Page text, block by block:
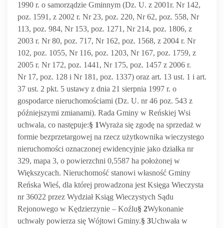
1990 r. o samorządzie Gminnym (Dz. U. z 2001r. Nr 142,
poz. 1591, z 2002 r. Nr 23, poz. 220, Nr 62, poz. 558, Nr
113, poz. 984, Nr 153, poz. 1271, Nr 214, poz. 1806, z
2003 r. Nr 80, poz. 717, Nr 162, poz. 1568, z 2004 r. Nr
102, poz. 1055, Nr 116, poz. 1203, Nr 167, poz. 1759, z
2005 r. Nr 172, poz. 1441, Nr 175, poz. 1457 z 2006 r.
Nr 17, poz. 128 i Nr 181, poz. 1337) oraz art. 13 ust. 1 i art.
37 ust. 2 pkt. 5 ustawy z dnia 21 sierpnia 1997 r. o
gospodarce nieruchomościami (Dz. U. nr 46 poz. 543 z
późniejszymi zmianami). Rada Gminy w Reńskiej Wsi
uchwala, co następuje:§ 1Wyraża się zgodę na sprzedaż w
formie bezprzetargowej na rzecz użytkownika wieczystego
nieruchomości oznaczonej ewidencyjnie jako działka nr
329, mapa 3, o powierzchni 0,5587 ha położonej w
Większycach. Nieruchomość stanowi własność Gminy
Reńska Wieś, dla której prowadzona jest Księga Wieczysta
nr 36022 przez Wydział Ksiąg Wieczystych Sądu
Rejonowego w Kędzierzynie – Koźlu§ 2Wykonanie
uchwały powierza się Wójtowi Gminy.§ 3Uchwała w